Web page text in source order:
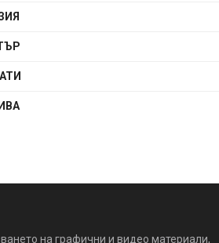
на графични и видео материали,